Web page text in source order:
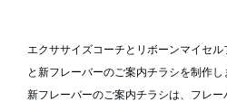
エクササイズコーチとリボーンマイセ
と新フレーバーのご案内チラシを制作し
新フレーバーのご案内チラシは、フレ